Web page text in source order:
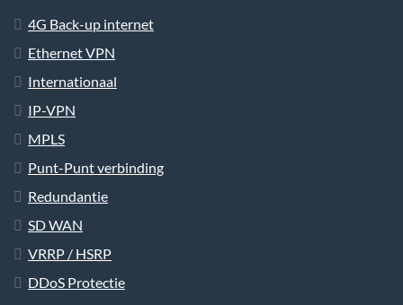
4G Back-up internet
Ethernet VPN
Internationaal
IP-VPN
MPLS
Punt-Punt verbinding
Redundantie
SD WAN
VRRP / HSRP
DDoS Protectie